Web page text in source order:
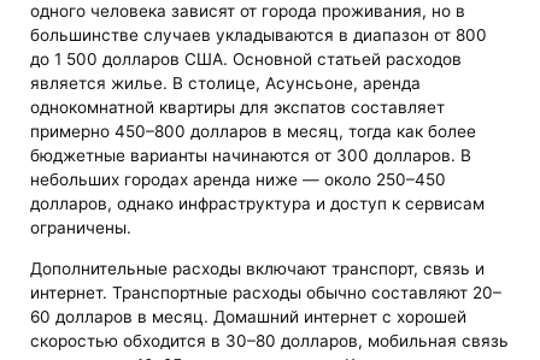
одного человека зависят от города проживания, но в
большинстве случаев укладываются в диапазон от 800
до 1 500 долларов США. Основной статьей расходов
является жилье. В столице, Асунсьоне, аренда
однокомнатной квартиры для экспатов составляет
примерно 450–800 долларов в месяц, тогда как более
бюджетные варианты начинаются от 300 долларов. В
небольших городах аренда ниже — около 250–450
долларов, однако инфраструктура и доступ к сервисам
ограничены.
Дополнительные расходы включают транспорт, связь и
интернет. Транспортные расходы обычно составляют 20–
60 долларов в месяц. Домашний интернет с хорошей
скоростью обходится в 30–80 долларов, мобильная связь